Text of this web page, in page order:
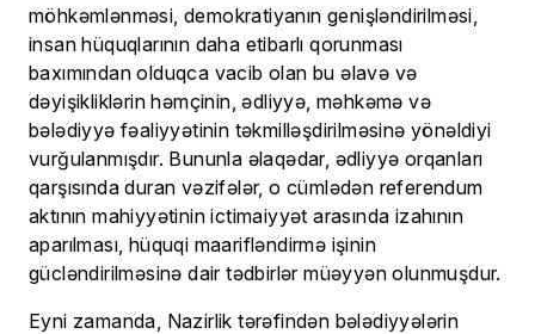
möhkəmlənməsi, demokratiyanın genişləndirilməsi,
insan hüquqlarının daha etibarlı qorunması
baxımından olduqca vacib olan bu əlavə və
dəyişikliklərin həmçinin, ədliyyə, məhkəmə və
bələdiyyə fəaliyyətinin təkmilləşdirilməsinə yönəldiyi
vurğulanmışdır. Bununla əlaqədar, ədliyyə orqanları
qarşısında duran vəzifələr, o cümlədən referendum
aktının mahiyyətinin ictimaiyyət arasında izahının
aparılması, hüquqi maarifləndirmə işinin
gücləndirilməsinə dair tədbirlər müəyyən olunmuşdur.
Eyni zamanda, Nazirlik tərəfindən bələdiyyələrin